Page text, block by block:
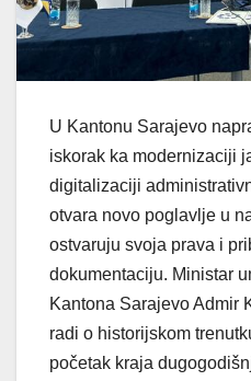
U Kantonu Sarajevo
iskorak ka modernizaciji
digitalizaciji
otvara novo poglavlje u
ostvaruju svoja prava i
dokumentaciju. Ministar
Kantona Sarajevo Admir
radi o historijskom
početak kraja